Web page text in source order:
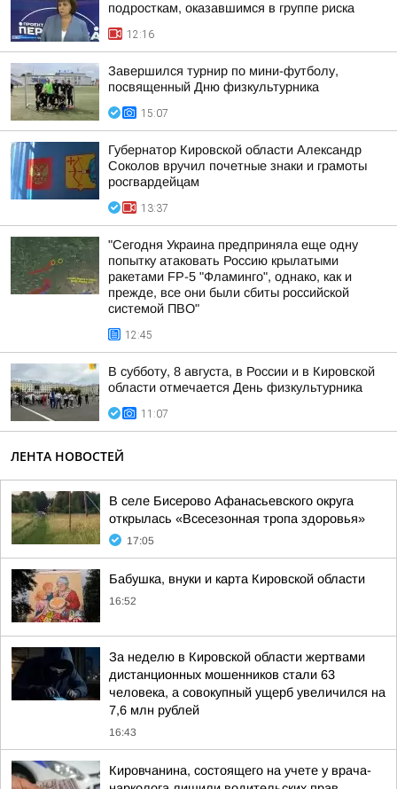
подросткам, оказавшимся в группе риска
12:16
Завершился турнир по мини-футболу,
посвященный Дню физкультурника
15:07
Губернатор Кировской области Александр
Соколов вручил почетные знаки и грамоты
росгвардейцам
13:37
"Сегодня Украина предприняла еще одну
попытку атаковать Россию крылатыми
ракетами FP-5 "Фламинго", однако, как и
прежде, все они были сбиты российской
системой ПВО"
12:45
В субботу, 8 августа, в России и в Кировской
области отмечается День физкультурника
11:07
ЛЕНТА НОВОСТЕЙ
В селе Бисерово Афанасьевского округа
открылась «Всесезонная тропа здоровья»
17:05
Бабушка, внуки и карта Кировской области
16:52
За неделю в Кировской области жертвами
дистанционных мошенников стали 63
человека, а совокупный ущерб увеличился на
7,6 млн рублей
16:43
Кировчанина, состоящего на учете у врача-